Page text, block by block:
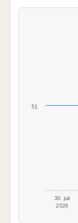
30. juli
2026
51